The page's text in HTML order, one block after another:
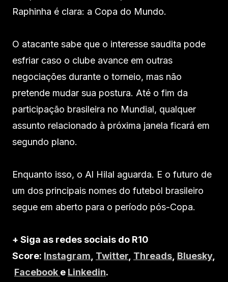
Raphinha é clara: a Copa do Mundo.
O atacante sabe que o interesse saudita pode
esfriar caso o clube avance em outras
negociações durante o torneio, mas não
pretende mudar sua postura. Até o fim da
participação brasileira no Mundial, qualquer
assunto relacionado à próxima janela ficará em
segundo plano.
Enquanto isso, o Al Hilal aguarda. E o futuro de
um dos principais nomes do futebol brasileiro
segue em aberto para o período pós-Copa.
+ Siga as redes sociais do R10
Score: Instagram, Twitter, Threads, Bluesky,
Facebook e Linkedin.